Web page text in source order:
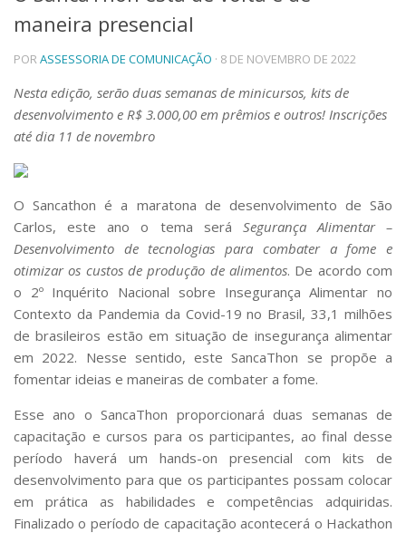
Telefones e Mapas
Pessoas
Ensino
Graduação
Pós-Graduação
Educação a distância
Pesquisa e Inovação
Linhas de Pesquisa
Centros, Núcleos e Projetos em Rede
Pós-doutorado
Iniciação Científica
Transferência de Tecnologia
Empresas Juniores
Extensão à Comunidade
Projetos, Programas e Cursos
Artes, Cultura e Esportes
Museus e Espaços Interativos
Serviços
Bibliotecas
Apoio ao Estudante
Segurança, Trânsito e Prevenção
RH, Administrativo e Financeiro
Outros serviços
maneira presencial
PORASSESSORIA DE COMUNICAÇÃO · 8 DE NOVEMBRO DE 2022
Nesta edição, serão duas semanas de minicursos, kits de
desenvolvimento e R$ 3.000,00 em prêmios e outros! Inscrições
até dia 11 de novembro
O Sancathon é a maratona de desenvolvimento de São
Carlos, este ano o tema será Segurança Alimentar –
Desenvolvimento de tecnologias para combater a fome e
otimizar os custos de produção de alimentos. De acordo com
o 2º Inquérito Nacional sobre Insegurança Alimentar no
Contexto da Pandemia da Covid-19 no Brasil, 33,1 milhões
de brasileiros estão em situação de insegurança alimentar
em 2022. Nesse sentido, este SancaThon se propõe a
fomentar ideias e maneiras de combater a fome.
Esse ano o SancaThon proporcionará duas semanas de
capacitação e cursos para os participantes, ao final desse
período haverá um hands-on presencial com kits de
desenvolvimento para que os participantes possam colocar
em prática as habilidades e competências adquiridas.
Finalizado o período de capacitação acontecerá o Hackathon